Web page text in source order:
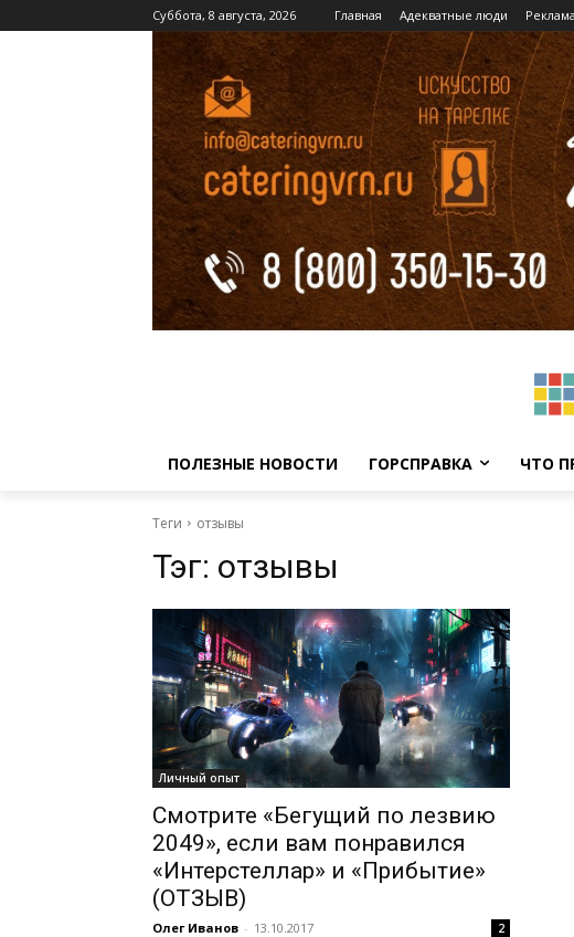
Суббота, 8 августа, 2026 Главная Адекватные люди
ПОЛЕЗНЫЕ НОВОСТИ ГОРСПРАВКА ЧТО
Теги отзывы
Тэг: отзывы
Личный опыт
Смотрите «Бегущий по лезвию
2049», если вам понравился
«Интерстеллар» и «Прибытие»
(ОТЗЫВ)
Олег Иванов - 13.10.2017 2